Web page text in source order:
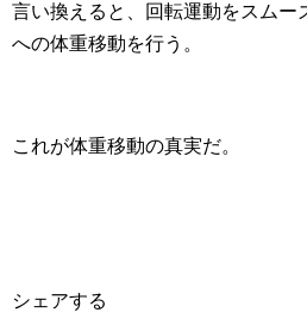
言い換えると、回転運動をスムー
への体重移動を行う。
これが体重移動の真実だ。
シェアする